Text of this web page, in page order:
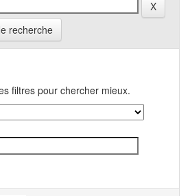
recherche
filtres pour chercher mieux.